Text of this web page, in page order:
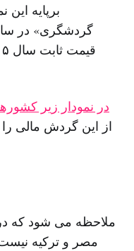
برپایه
در نمودار زیر
ملاحظه می شود که در
مصر و ترکیه نیست؛